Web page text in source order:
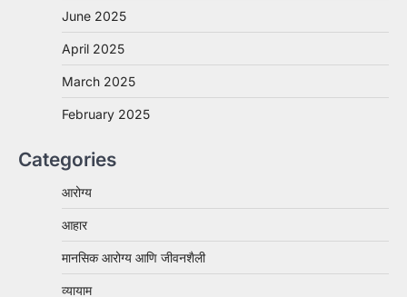
June 2025
April 2025
March 2025
February 2025
Categories
आरोग्य
आहार
मानसिक आरोग्य आणि जीवनशैली
व्यायाम